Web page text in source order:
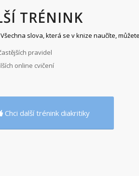
TRÉNINK
slova, která se v knize naučíte,
pravidel
online cvičení
Chci další trénink diakritiky